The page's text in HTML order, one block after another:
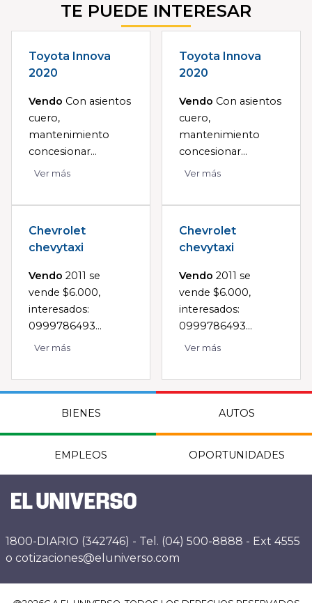
TE PUEDE INTERESAR
Toyota Innova
2020
Vendo Con asientos
cuero,
mantenimiento
concesionar...
Ver más
Toyota Innova
2020
Vendo Con asientos
cuero,
mantenimiento
concesionar...
Ver más
Chevrolet
chevytaxi
Vendo 2011 se
vende $6.000,
interesados:
0999786493...
Ver más
Chevrolet
chevytaxi
Vendo 2011 se
vende $6.000,
interesados:
0999786493...
Ver más
BIENES AUTOS
EMPLEOS OPORTUNIDADES
1800-DIARIO (342746) - Tel. (04) 500-8888 - Ext 4555
o cotizaciones@eluniverso.com